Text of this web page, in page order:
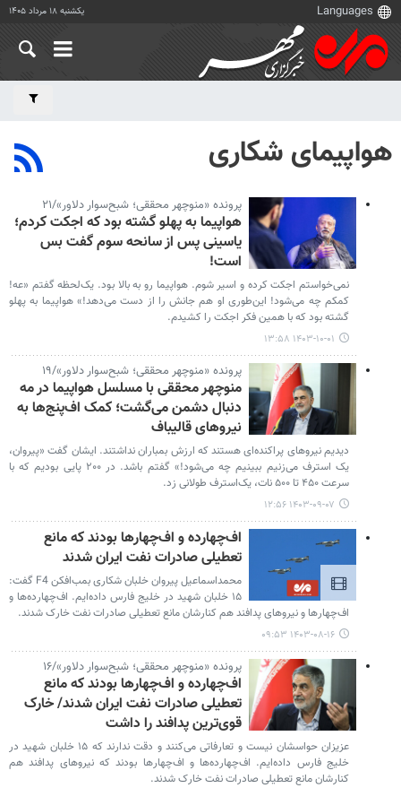
یکشنبه ۱۸ مرداد ۱۴۰۵
هواپیمای شکاری
پرونده «منوچهر محققی؛ شبح‌سوار دلاور»/۲۱
هواپیما به پهلو گشته بود که اجکت کردم؛
یاسینی پس از سانحه سوم گفت بس
است!
نمی‌خواستم اجکت کرده و اسیر شوم. هواپیما رو به بالا بود. یک‌لحظه گفتم «عه!
کمکم چه می‌شود! این‌طوری او هم جانش را از دست می‌دهد!» هواپیما به پهلو
گشته بود که با همین فکر اجکت را کشیدم.
۱۴۰۳-۱۰-۰۱ ۱۳:۵۸
پرونده «منوچهر محققی؛ شبح‌سوار دلاور»/۱۹
منوچهر محققی با مسلسل هواپیما در مه
دنبال دشمن می‌گشت؛ کمک اف‌پنج‌ها به
نیروهای قالیباف
دیدیم نیروهای پراکنده‌ای هستند که ارزش بمباران نداشتند. ایشان گفت «پیروان،
یک استرف می‌زنیم ببینیم چه می‌شود!» گفتم باشد. در ۲۰۰ پایی بودیم که با
سرعت ۴۵۰ تا ۵۰۰ نات، یک‌استرف طولانی زد.
۱۴۰۳-۰۹-۰۷ ۱۲:۵۶
اف‌چهارده‌ و اف‌چهارها بودند که مانع
تعطیلی صادرات نفت ایران شدند
محمداسماعیل پیروان خلبان‌ شکاری بمب‌افکن F4 گفت:
۱۵ خلبان شهید در خلیج فارس داده‌ایم. اف‌چهارده‌ها و
اف‌چهارها و نیروهای پدافند هم کنارشان مانع تعطیلی صادرات نفت خارک شدند.
۱۴۰۳-۰۸-۱۶ ۰۹:۵۳
پرونده «منوچهر محققی؛ شبح‌سوار دلاور»/۱۶
اف‌چهارده‌ و اف‌چهارها بودند که مانع
تعطیلی صادرات نفت ایران شدند/ خارک
قوی‌ترین پدافند را داشت
عزیزان حواسشان نیست و تعارفاتی می‌کنند و دقت ندارند که ۱۵ خلبان شهید در
خلیج فارس داده‌ایم. اف‌چهارده‌ها و اف‌چهارها بودند که نیروهای پدافند هم
کنارشان مانع تعطیلی صادرات نفت خارک شدند.